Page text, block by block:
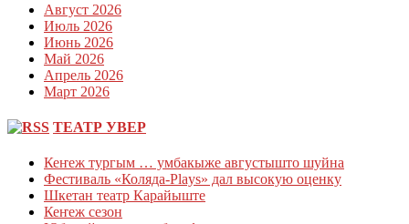
Август 2026
Июль 2026
Июнь 2026
Май 2026
Апрель 2026
Март 2026
ТЕАТР УВЕР
Кеҥеж тургым … умбакыже августышто шуйна
Фестиваль «Коляда-Plays» дал высокую оценку
Шкетан театр Карайыште
Кеҥеж сезон